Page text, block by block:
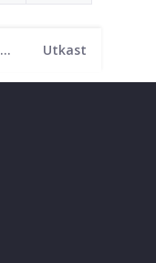
Sider som ikke har lenke til seg Utkast